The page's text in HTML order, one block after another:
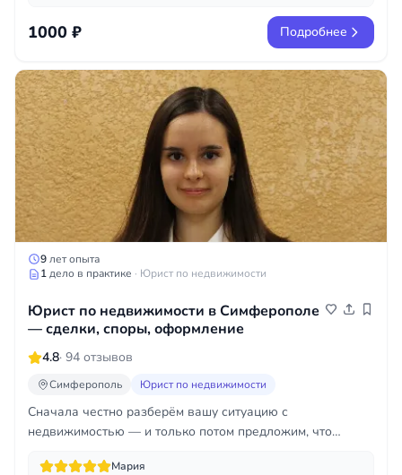
1000 ₽ Подробнее
9лет опыта
1дело в практике · Юрист по недвижимости
Юрист по недвижимости в Симферополе
— сделки, споры, оформление
4.8· 94 отзывов
Симферополь Юрист по недвижимости
Сначала честно разберём вашу ситуацию с
недвижимостью — и только потом предложим, что
Мария